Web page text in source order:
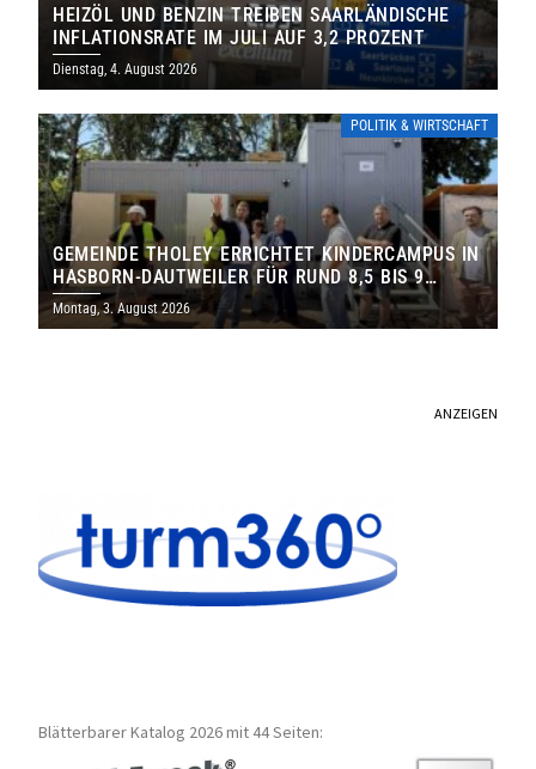
HEIZÖL UND BENZIN TREIBEN SAARLÄNDISCHE
INFLATIONSRATE IM JULI AUF 3,2 PROZENT
Dienstag, 4. August 2026
POLITIK & WIRTSCHAFT
GEMEINDE THOLEY ERRICHTET KINDERCAMPUS IN
HASBORN-DAUTWEILER FÜR RUND 8,5 BIS 9
MILLIONEN EURO
Montag, 3. August 2026
ANZEIGEN
Blätterbarer Katalog 2026 mit 44 Seiten: